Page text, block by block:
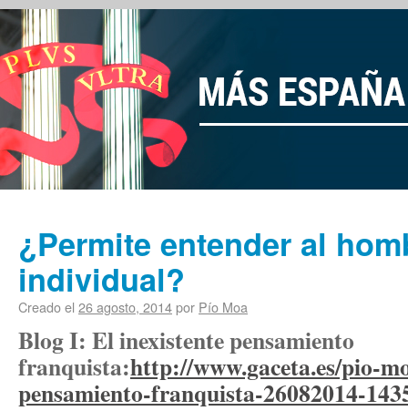
¿Permite entender al
individual?
Creado el 26 agosto, 2014por Pío Moa
Blog I: El inexistente pensamiento
franquista:http://www.gaceta.es/pio-
pensamiento-franquista-26082014-